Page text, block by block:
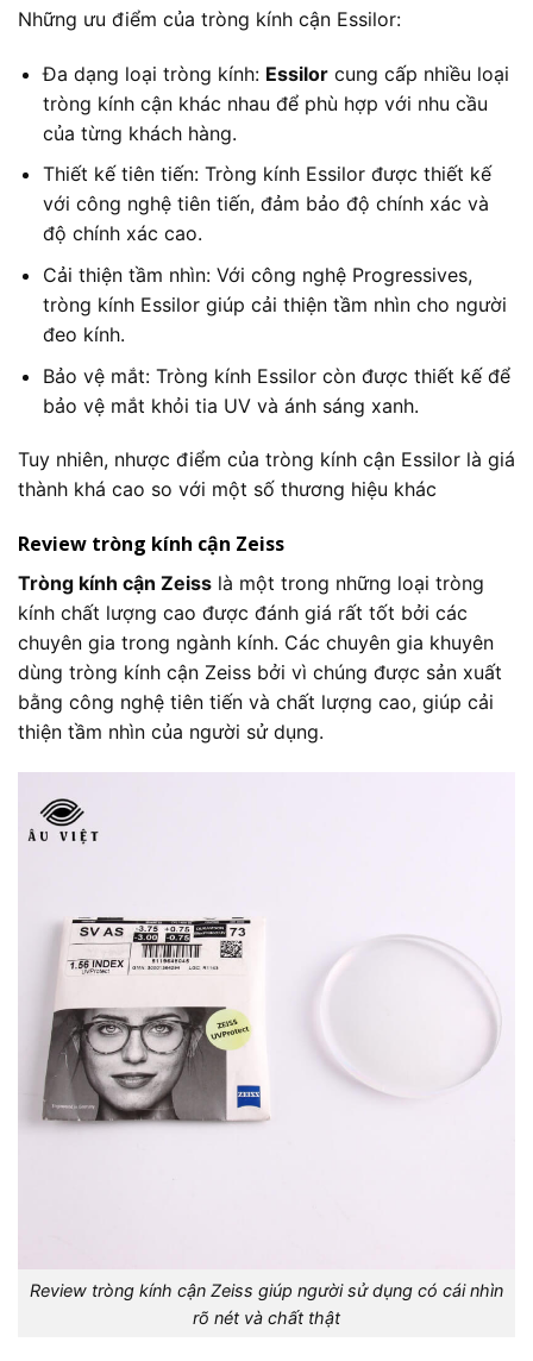
Những ưu điểm của tròng kính cận Essilor:
Đa dạng loại tròng kính: Essilorcung cấp nhiều loại
tròng kính cận khác nhau để phù hợp với nhu cầu
của từng khách hàng.
Thiết kế tiên tiến: Tròng kính Essilor được thiết kế
với công nghệ tiên tiến, đảm bảo độ chính xác và
độ chính xác cao.
Cải thiện tầm nhìn: Với công nghệ Progressives,
tròng kính Essilor giúp cải thiện tầm nhìn cho người
đeo kính.
Bảo vệ mắt: Tròng kính Essilor còn được thiết kế để
bảo vệ mắt khỏi tia UV và ánh sáng xanh.
Tuy nhiên, nhược điểm của tròng kính cận Essilor là giá
thành khá cao so với một số thương hiệu khác
Review tròng kính cận Zeiss
Tròng kính cận Zeiss là một trong những loại tròng
kính chất lượng cao được đánh giá rất tốt bởi các
chuyên gia trong ngành kính. Các chuyên gia khuyên
dùng tròng kính cận Zeiss bởi vì chúng được sản xuất
bằng công nghệ tiên tiến và chất lượng cao, giúp cải
thiện tầm nhìn của người sử dụng.
Review tròng kính cận Zeiss giúp người sử dụng có cái nhìn
rõ nét và chất thật